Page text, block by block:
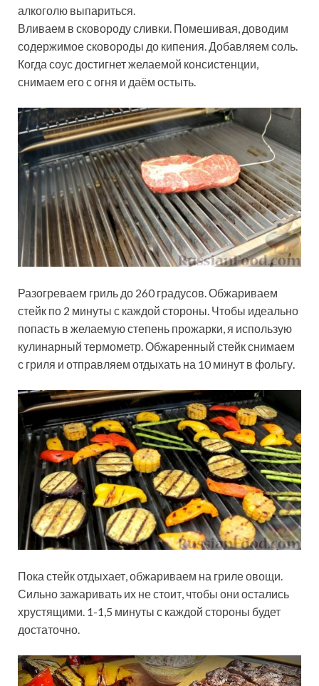
алкоголю выпариться.
Вливаем в сковороду сливки. Помешивая, доводим
содержимое сковороды до кипения. Добавляем соль.
Когда соус достигнет желаемой консистенции,
снимаем его с огня и даём остыть.
Разогреваем гриль до 260 градусов. Обжариваем
стейк по 2 минуты с каждой стороны. Чтобы идеально
попасть в желаемую степень прожарки, я использую
кулинарный термометр. Обжаренный стейк снимаем
с гриля и отправляем отдыхать на 10 минут в фольгу.
Пока стейк отдыхает, обжариваем на гриле овощи.
Сильно зажаривать их не стоит, чтобы они остались
хрустящими. 1-1,5 минуты с каждой стороны будет
достаточно.